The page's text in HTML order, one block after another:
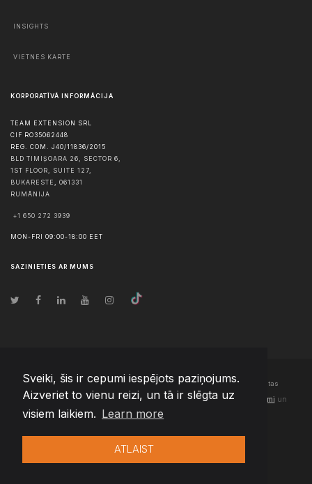
Sveiki, šis ir cepumi iespējots paziņojums.
Aizveriet to vienu reizi, un tā ir slēgta uz
visiem laikiem. Learn more
ATLAIST
INSIGHTS
VIETNES KARTE
KORPORATĪVĀ INFORMĀCIJA
TEAM EXTENSION SRL
CIF RO35062448
REG. COM. J40/11836/2015
BLD TIMIȘOARA 26, SECTOR 6,
1ST FLOOR, SUITE 127,
BUKARESTE , 061331
RUMĀNIJA
+1 650 272 3939
MON-FRI 09:00-18:00 EET
SAZINIETIES AR MUMS
© Autortiesības2026 Team Extension Latvia- Visas tiesības aizsargātas
Changelog● Izmantojot šo vietni, jūs piekrītat mūsuLietošanas noteikumi un
Privātuma politika